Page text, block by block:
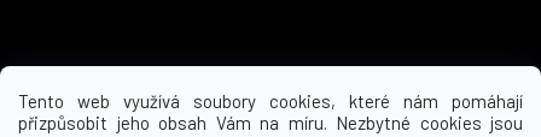
Tento web využívá soubory cookies, které nám pomáhají
přizpůsobit jeho obsah Vám na míru. Nezbytné cookies jsou
Možnosti dopravy